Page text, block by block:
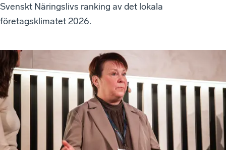
Svenskt Näringslivs ranking av det lokala
företagsklimatet 2026.